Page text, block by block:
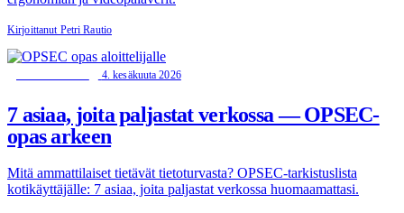
Kirjoittanut Petri Rautio
4. kesäkuuta 2026
7 asiaa, joita paljastat verkossa — OPSEC-
opas arkeen
Mitä ammattilaiset tietävät tietoturvasta? OPSEC-tarkistuslista
kotikäyttäjälle: 7 asiaa, joita paljastat verkossa huomaamattasi.